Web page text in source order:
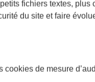
fichiers textes, plus
du site et faire
cookies de mesure